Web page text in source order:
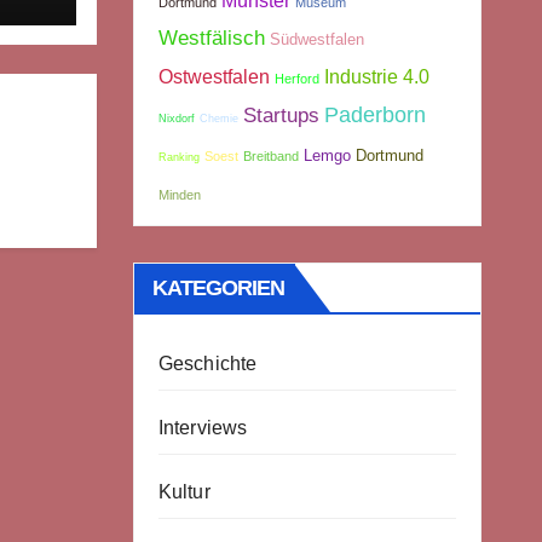
Westfälisch Südwestfalen
Ostwestfalen Herford Industrie 4.0
Nixdorf Chemie Startups Paderborn
Ranking Soest Breitband Lemgo Dortmund
Minden
KATEGORIEN
Geschichte
Interviews
Kultur